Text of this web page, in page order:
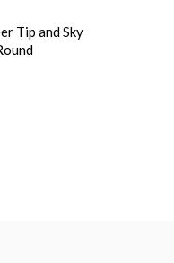
Tip and Sky